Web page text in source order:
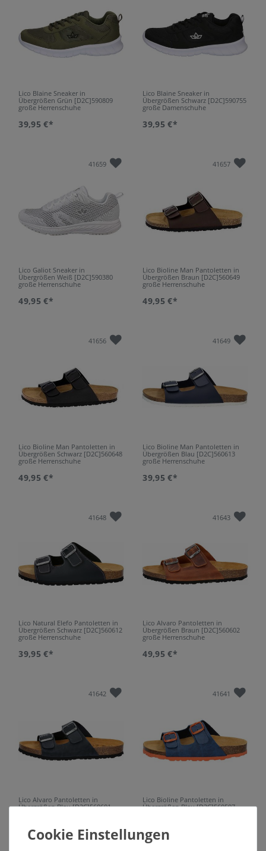
Lico Blaine Sneaker in
Übergrößen Grün [D2C]590809
große Herrenschuhe
39,95 €*
Lico Blaine Sneaker in
Übergrößen Schwarz [D2C]590755
große Damenschuhe
39,95 €*
41659
Lico Galiot Sneaker in
Übergrößen Weiß [D2C]590380
große Herrenschuhe
49,95 €*
41657
Lico Bioline Man Pantoletten in
Übergrößen Braun [D2C]560649
große Herrenschuhe
49,95 €*
41656
Lico Bioline Man Pantoletten in
Übergrößen Schwarz [D2C]560648
große Herrenschuhe
49,95 €*
41649
Lico Bioline Man Pantoletten in
Übergrößen Blau [D2C]560613
große Herrenschuhe
39,95 €*
41648
Lico Natural Elefo Pantoletten in
Übergrößen Schwarz [D2C]560612
große Herrenschuhe
39,95 €*
41643
Lico Alvaro Pantoletten in
Übergrößen Braun [D2C]560602
große Herrenschuhe
49,95 €*
41642
Lico Alvaro Pantoletten in
Übergrößen Blau [D2C]560601
49,95 €*
41641
Lico Bioline Pantoletten in
Übergrößen Blau [D2C]560597
35,95 €*